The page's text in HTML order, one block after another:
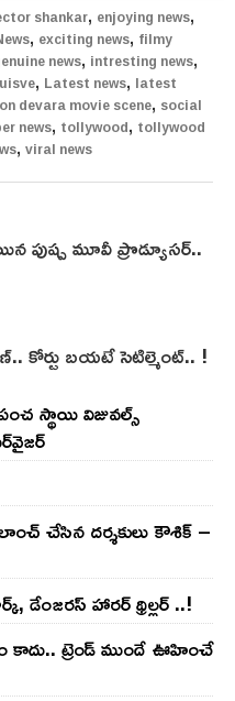
shankar, enjoying news,
, exciting news, filmy
news, intresting news,
, Latest news, latest
devara movie scene, social
news, tollywood, tollywood
, viral news
పుష్ప మూవీ ప్రొడ్యూసర్..
కోర్టు బయటే సెటిల్మెంట్.. !
స్థాయి విజువల్స్
చేసిన‌ దర్శకులు కౌశిక్ –
డేంజరస్ హారర్ థ్రిల్లర్ ..!
ట్రెండ్‌ ముందే ఊహించే